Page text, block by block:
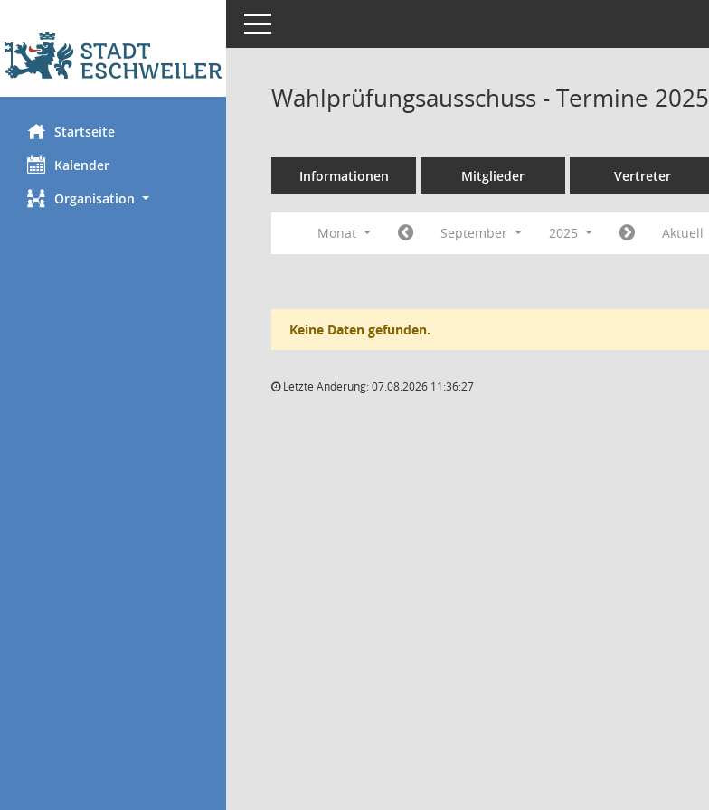
Startseite
Kalender
Organisation
Toggle navigation
Wahlprüfungsausschuss - Termine 2025
Informationen Mitglieder Vertreter
Monat September 2025 Aktuell
Keine Daten gefunden.
Letzte Änderung: 07.08.2026 11:36:27